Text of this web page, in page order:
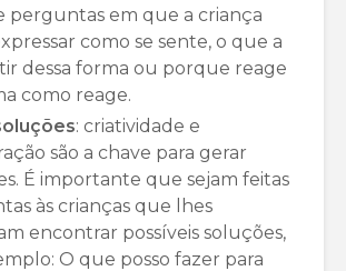
perguntas em que a criança
como se sente, o que a
dessa forma ou porque reage
como reage.
: criatividade e
são a chave para gerar
É importante que sejam feitas
às crianças que lhes
encontrar possíveis soluções,
O que posso fazer para